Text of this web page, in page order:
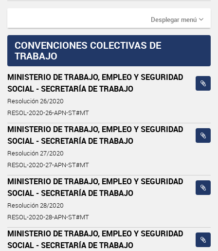
Desplegar menú
CONVENCIONES COLECTIVAS DE
TRABAJO
MINISTERIO DE TRABAJO, EMPLEO Y SEGURIDAD
SOCIAL - SECRETARÍA DE TRABAJO
Resolución 26/2020
RESOL-2020-26-APN-ST#MT
MINISTERIO DE TRABAJO, EMPLEO Y SEGURIDAD
SOCIAL - SECRETARÍA DE TRABAJO
Resolución 27/2020
RESOL-2020-27-APN-ST#MT
MINISTERIO DE TRABAJO, EMPLEO Y SEGURIDAD
SOCIAL - SECRETARÍA DE TRABAJO
Resolución 28/2020
RESOL-2020-28-APN-ST#MT
MINISTERIO DE TRABAJO, EMPLEO Y SEGURIDAD
SOCIAL - SECRETARÍA DE TRABAJO